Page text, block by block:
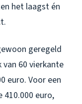
het laagst én
geregeld
van 60 vierkante
euro. Voor een
410.000 euro,